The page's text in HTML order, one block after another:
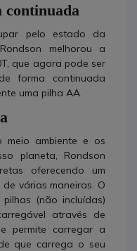
continuada
pelo estado da
melhorou a
que agora pode ser
forma continuada
uma pilha AA.
meio ambiente e os
planeta, Rondson
oferecendo um
várias maneiras. O
(não incluídas)
através de
permite carregar a
que carrega o seu